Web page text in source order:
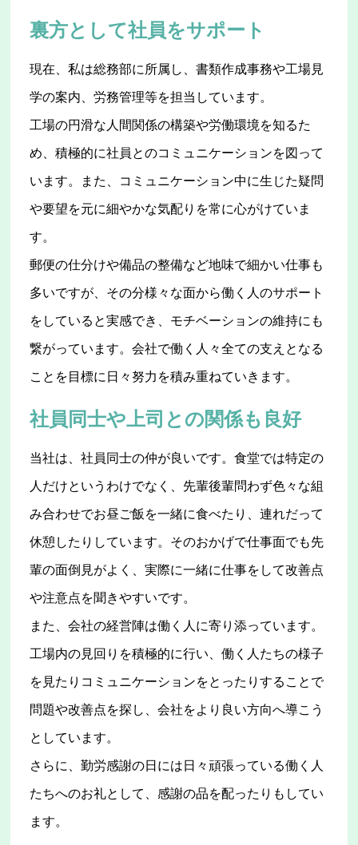
裏方として社員をサポート
現在、私は総務部に所属し、書類作成事務や工場見
学の案内、労務管理等を担当しています。
工場の円滑な人間関係の構築や労働環境を知るた
め、積極的に社員とのコミュニケーションを図って
います。また、コミュニケーション中に生じた疑問
や要望を元に細やかな気配りを常に心がけていま
す。
郵便の仕分けや備品の整備など地味で細かい仕事も
多いですが、その分様々な面から働く人のサポート
をしていると実感でき、モチベーションの維持にも
繋がっています。会社で働く人々全ての支えとなる
ことを目標に日々努力を積み重ねていきます。
社員同士や上司との関係も良好
当社は、社員同士の仲が良いです。食堂では特定の
人だけというわけでなく、先輩後輩問わず色々な組
み合わせでお昼ご飯を一緒に食べたり、連れだって
休憩したりしています。そのおかげで仕事面でも先
輩の面倒見がよく、実際に一緒に仕事をして改善点
や注意点を聞きやすいです。
また、会社の経営陣は働く人に寄り添っています。
工場内の見回りを積極的に行い、働く人たちの様子
を見たりコミュニケーションをとったりすることで
問題や改善点を探し、会社をより良い方向へ導こう
としています。
さらに、勤労感謝の日には日々頑張っている働く人
たちへのお礼として、感謝の品を配ったりもしてい
ます。